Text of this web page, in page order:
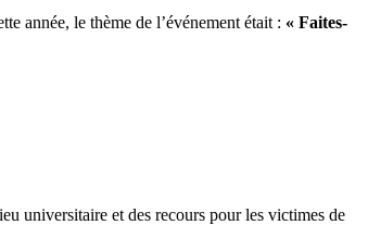
année, le thème de l’événement était : « Faites-
universitaire et des recours pour les victimes de